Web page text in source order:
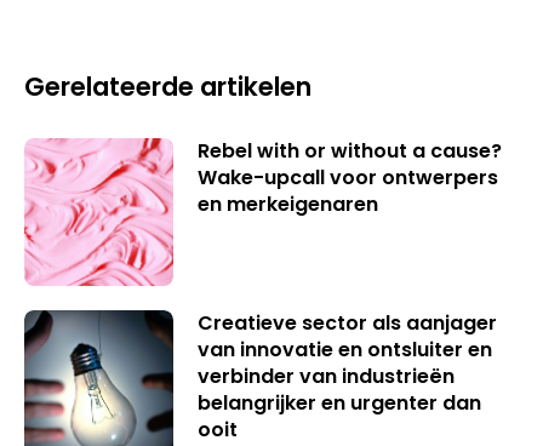
Gerelateerde artikelen
Rebel with or without a cause?
Wake-upcall voor ontwerpers
en merkeigenaren
Creatieve sector als aanjager
van innovatie en ontsluiter en
verbinder van industrieën
belangrijker en urgenter dan
ooit